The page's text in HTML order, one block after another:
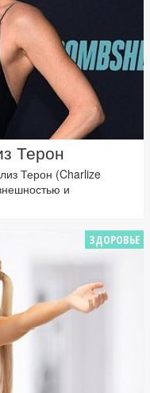
Терон
Терон (Charlize
и
ЗДОРОВЬЕ